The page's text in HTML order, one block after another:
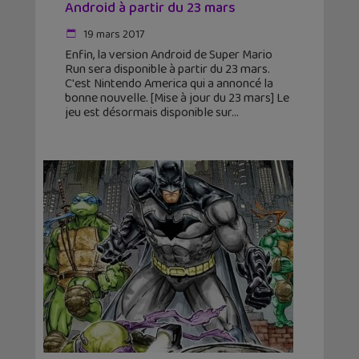
Android à partir du 23 mars
19 mars 2017
Enfin, la version Android de Super Mario
Run sera disponible à partir du 23 mars.
C'est Nintendo America qui a annoncé la
bonne nouvelle. [Mise à jour du 23 mars] Le
jeu est désormais disponible sur